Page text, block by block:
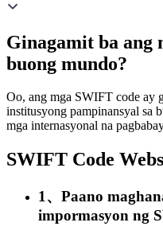
Ginagamit ba ang
buong mundo?
Oo, ang mga SWIFT code ay
institusyong pampinansyal sa
mga internasyonal na
SWIFT Code
1、Paano
impormasyon ng